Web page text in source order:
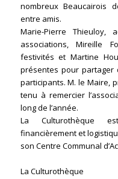
nombreux Beaucairois
entre amis.
Marie-Pierre Thieuloy,
associations, Mireille
festivités et Martine
présentes pour partager
participants. M. le Maire,
tenu à remercier
long de l’année.
La Culturothèque
financièrement et
son Centre Communal
La Culturothèque